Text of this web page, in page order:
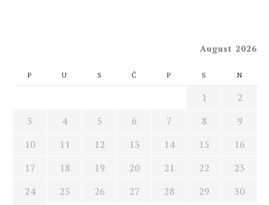
August 2026
P U S Č P S N
1
2
3
4 5 6 7 8
9
10
11 12 13 14 15
16
17
18 19 20 21 22
23
24
25 26 27 28 29
30